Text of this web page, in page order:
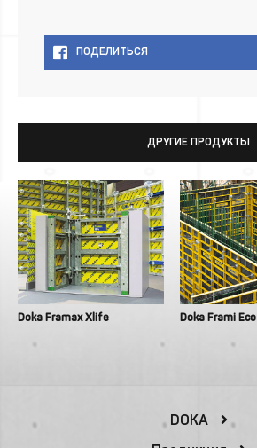
ПОДЕЛИТЬСЯ
ДРУГИЕ ПРОДУКТЫ
Doka Framax Xlife Doka Frami Eco
DOKA